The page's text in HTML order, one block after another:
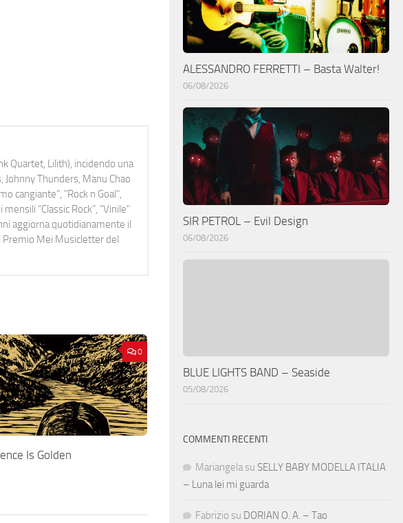
Quartet, Lilith), incidendo una
Thunders, Manu Chao
cangiante", "Rock n Goal",
“Classic Rock”, "Vinile"
aggiorna quotidianamente il
Premio Mei Musicletter del
0
Is Golden
ALESSANDRO FERRETTI – Basta Walter!
06/08/2026
SIR PETROL – Evil Design
06/08/2026
BLUE LIGHTS BAND – Seaside
05/08/2026
COMMENTI RECENTI
Mariangela su SELLY BABY MODELLA ITALIA
– Luna lei mi guarda
Fabrizio su DORIAN O. A. – Tao